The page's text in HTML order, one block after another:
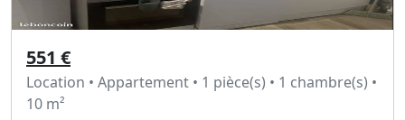
551 €
Location • Appartement • 1 pièce(s) • 1 chambre(s) •
10 m²